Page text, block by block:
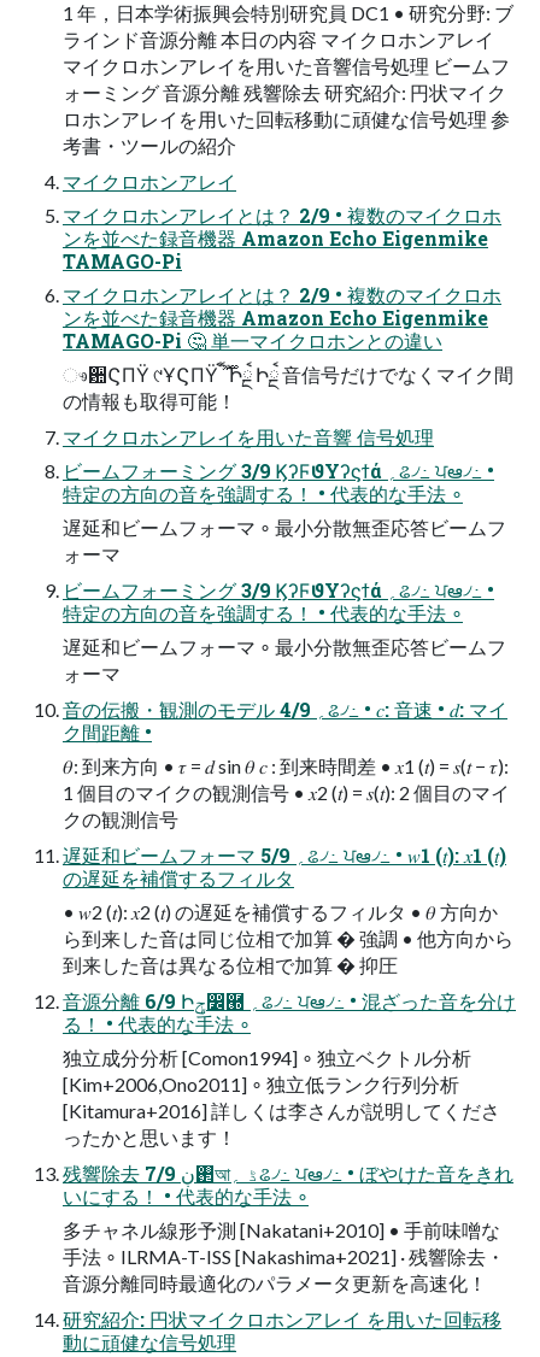
1 年，日本学術振興会特別研究員 DC1 • 研究分野: ブ
ラインド音源分離 本日の内容 マイクロホンアレイ
マイクロホンアレイを用いた音響信号処理 ビームフ
ォーミング 音源分離 残響除去 研究紹介: 円状マイク
ロホンアレイを用いた回転移動に頑健な信号処理 参
考書・ツールの紹介
マイクロホンアレイ
マイクロホンアレイとは？ 2/9 • 複数のマイクロホ
ンを並べた録音機器 Amazon Echo Eigenmike
TAMAGO-Pi
マイクロホンアレイとは？ 2/9 • 複数のマイクロホ
ンを並べた録音機器 Amazon Echo Eigenmike
TAMAGO-Pi 🤔 単一マイクロホンとの違い
ෳ਺ϚΠΫ ୯ҰϚΠΫ ࣌ؒࠩ ࣌ؒࠩ Իྔࠩ Իྔࠩ 音信号だけでなくマイク間
の情報も取得可能！
マイクロホンアレイを用いた音響 信号処理
ビームフォーミング 3/9 ϏʔϜϑΥʔϛϯά ؍ଌ৴߸ ਪఆ৴߸ •
特定の方向の音を強調する！ • 代表的な手法 ∘
遅延和ビームフォーマ ∘ 最小分散無歪応答ビームフ
ォーマ
ビームフォーミング 3/9 ϏʔϜϑΥʔϛϯά ؍ଌ৴߸ ਪఆ৴߸ •
特定の方向の音を強調する！ • 代表的な手法 ∘
遅延和ビームフォーマ ∘ 最小分散無歪応答ビームフ
ォーマ
音の伝搬・観測のモデル 4/9 ؍ଌ৴߸ • 𝑐: 音速 • 𝑑: マイ
ク間距離 •
𝜃: 到来方向 • 𝜏 = 𝑑 sin 𝜃 𝑐 : 到来時間差 • 𝑥1 (𝑡) = 𝑠(𝑡 − 𝜏):
1 個目のマイクの観測信号 • 𝑥2 (𝑡) = 𝑠(𝑡): 2 個目のマイ
クの観測信号
遅延和ビームフォーマ 5/9 ؍ଌ৴߸ ਪఆ৴߸ • 𝑤1 (𝑡): 𝑥1 (𝑡)
の遅延を補償するフィルタ
• 𝑤2 (𝑡): 𝑥2 (𝑡) の遅延を補償するフィルタ • 𝜃 方向か
ら到来した音は同じ位相で加算 � 強調 • 他方向から
到来した音は異なる位相で加算 � 抑圧
音源分離 6/9 Իݯ෼཭ ؍ଌ৴߸ ਪఆ৴߸ • 混ざった音を分け
る！ • 代表的な手法 ∘
独立成分分析 [Comon1994] ∘ 独立ベクトル分析
[Kim+2006,Ono2011] ∘ 独立低ランク行列分析
[Kitamura+2016] 詳しくは李さんが説明してくださ
ったかと思います！
残響除去 7/9 ࢒ڹআڈ ؍ଌ৴߸ ਪఆ৴߸ • ぼやけた音をきれ
いにする！ • 代表的な手法 ∘
多チャネル線形予測 [Nakatani+2010] • 手前味噌な
手法 ∘ ILRMA-T-ISS [Nakashima+2021] · 残響除去・
音源分離同時最適化のパラメータ更新を高速化！
研究紹介: 円状マイクロホンアレイ を用いた回転移
動に頑健な信号処理